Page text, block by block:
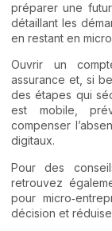
préparer une
détaillant les
en restant en
Ouvrir un
assurance et, si
des étapes qui
est mobile,
compenser
digitaux.
Pour des
retrouvez
pour
décision et